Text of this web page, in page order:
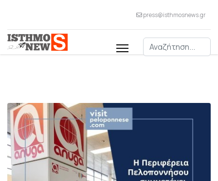
press@isthmosnews.gr
Αναζήτηση